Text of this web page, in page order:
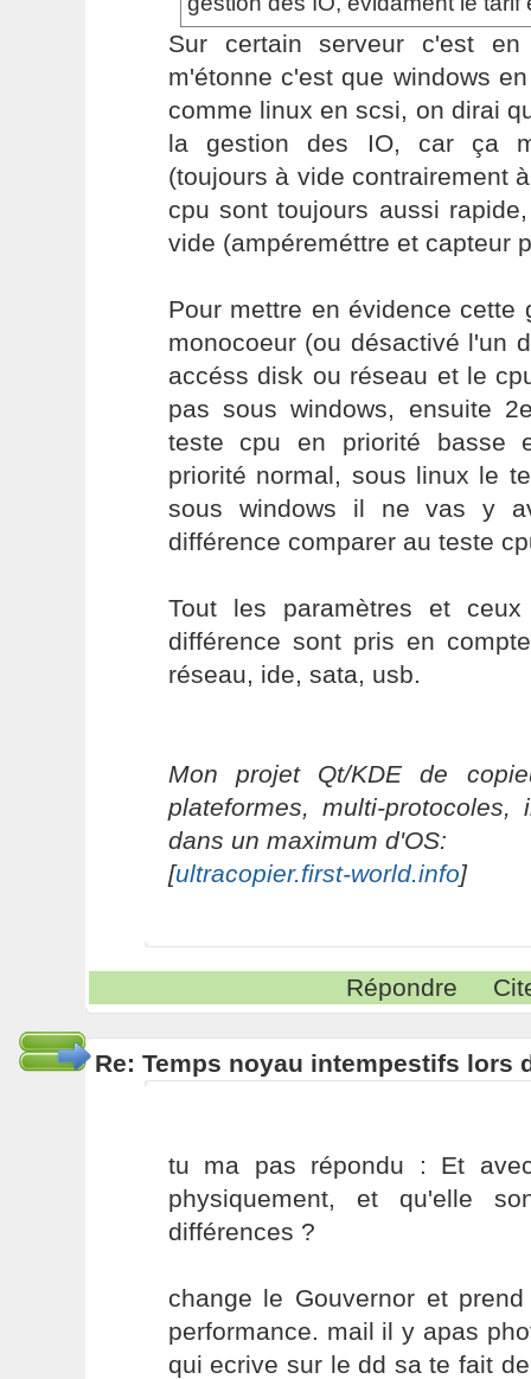
Sur certain serveur c'est
m'étonne c'est que windows
comme linux en scsi, on dirai
la gestion des IO, car ça
(toujours à vide contrairement
cpu sont toujours aussi
vide (ampéreméttre et capteur
Pour mettre en évidence cette
monocoeur (ou désactivé l'un
accéss disk ou réseau et le
pas sous windows, ensuite
teste cpu en priorité basse
priorité normal, sous linux le
sous windows il ne vas y
différence comparer au teste
Tout les paramètres et
différence sont pris en
réseau, ide, sata, usb.
Mon projet Qt/KDE de
plateformes, multi-protocoles,
dans un maximum d'OS:
[ultracopier.first-world.info]
Répondre
Re: Temps noyau intempestifs lors
tu ma pas répondu : Et
physiquement, et qu'elle
différences ?
change le Gouvernor et
performance. mail il y apas
qui ecrive sur le dd sa te fait